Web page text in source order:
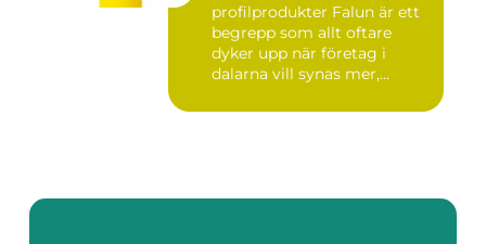
profilprodukter Falun är ett
begrepp som allt oftare
dyker upp när företag i
dalarna vill synas mer,...